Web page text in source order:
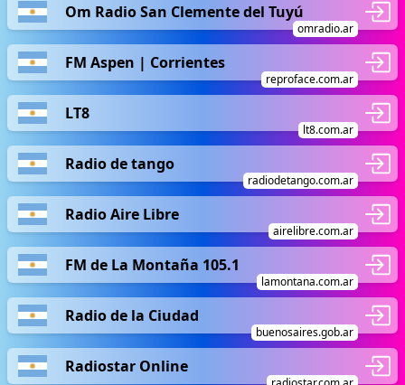
Om Radio San Clemente del Tuyú
omradio.ar
FM Aspen | Corrientes
reproface.com.ar
LT8
lt8.com.ar
Radio de tango
radiodetango.com.ar
Radio Aire Libre
airelibre.com.ar
FM de La Montaña 105.1
lamontana.com.ar
Radio de la Ciudad
buenosaires.gob.ar
Radiostar Online